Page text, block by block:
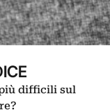
difficili sul